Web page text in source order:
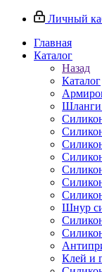
Личный
Главная
Каталог
Назад
Каталог
Шнур
Клей и